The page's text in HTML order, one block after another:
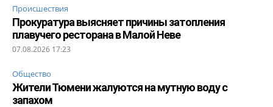
Происшествия
Прокуратура выясняет причины затопления
плавучего ресторана в Малой Неве
07.08.2026 17:23
Общество
Жители Тюмени жалуются на мутную воду с
запахом